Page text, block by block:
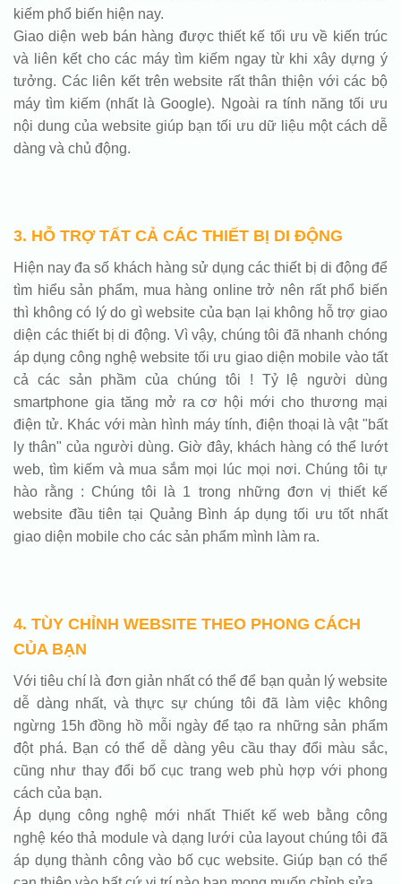
kiếm phổ biến hiện nay.
Giao diện web bán hàng được thiết kế tối ưu về kiến trúc
và liên kết cho các máy tìm kiếm ngay từ khi xây dựng ý
tưởng. Các liên kết trên website rất thân thiện với các bộ
máy tìm kiếm (nhất là Google). Ngoài ra tính năng tối ưu
nội dung của website giúp bạn tối ưu dữ liệu một cách dễ
dàng và chủ động.
3. HỖ TRỢ TẤT CẢ CÁC THIẾT BỊ DI ĐỘNG
Hiện nay đa số khách hàng sử dụng các thiết bị di động để
tìm hiểu sản phẩm, mua hàng online trở nên rất phổ biến
thì không có lý do gì website của bạn lại không hỗ trợ giao
diện các thiết bị di động. Vì vậy, chúng tôi đã nhanh chóng
áp dụng công nghệ website tối ưu giao diện mobile vào tất
cả các sản phầm của chúng tôi ! Tỷ lệ người dùng
smartphone gia tăng mở ra cơ hội mới cho thương mại
điện tử. Khác với màn hình máy tính, điện thoại là vật "bất
ly thân" của người dùng. Giờ đây, khách hàng có thể lướt
web, tìm kiếm và mua sắm mọi lúc mọi nơi. Chúng tôi tự
hào rằng : Chúng tôi là 1 trong những đơn vị thiết kế
website đầu tiên tại Quảng Bình áp dụng tối ưu tốt nhất
giao diện mobile cho các sản phẩm mình làm ra.
4. TÙY CHỈNH WEBSITE THEO PHONG CÁCH
CỦA BẠN
Với tiêu chí là đơn giản nhất có thể để bạn quản lý website
dễ dàng nhất, và thực sự chúng tôi đã làm việc không
ngừng 15h đồng hồ mỗi ngày để tạo ra những sản phẩm
đột phá. Bạn có thể dễ dàng yêu cầu thay đổi màu sắc,
cũng như thay đổi bố cục trang web phù hợp với phong
cách của bạn.
Áp dụng công nghệ mới nhất Thiết kế web bằng công
nghệ kéo thả module và dạng lưới của layout chúng tôi đã
áp dụng thành công vào bố cục website. Giúp bạn có thể